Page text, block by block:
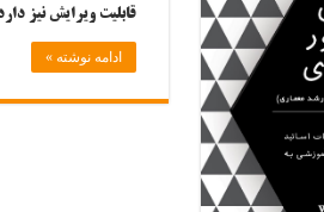
قابلیت ویرایش نیز
ادامه نوشته »